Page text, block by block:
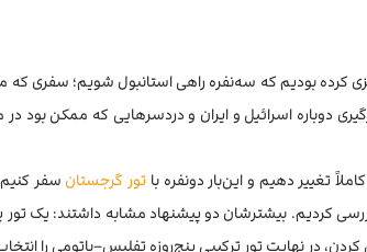
کرده بودیم که سه‌نفره راهی استانبول شویم؛ سفری
دوباره اسرائیل و ایران و دردسرهایی که ممکن بود در
تغییر دهیم و این‌بار دونفره با تور گرجستان سفر
کردیم. بیشترشان دو پیشنهاد مشابه داشتند: یک تور
نهایت تور ترکیبی پنج‌روزه تفلیس–باتومی را انتخاب